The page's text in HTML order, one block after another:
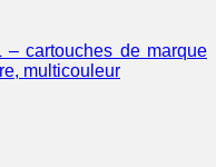
– cartouches de marque
multicouleur